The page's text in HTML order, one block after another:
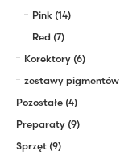
Pink (14)
Red (7)
Korektory (6)
zestawy pigmentów
Pozostałe (4)
Preparaty (9)
Sprzęt (9)